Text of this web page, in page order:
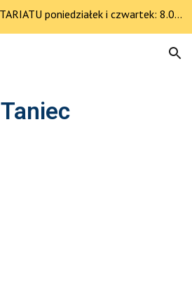
GODZINY PRACY SEKRETARIATU poniedziałek i czwartek: 8.00-12.30 pozostałe dni 8.00-14.00
Taniec